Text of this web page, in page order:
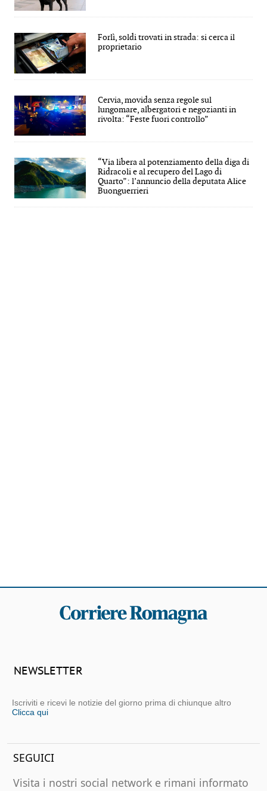
Forlì, soldi trovati in strada: si cerca il
proprietario
Cervia, movida senza regole sul
lungomare, albergatori e negozianti in
rivolta: “Feste fuori controllo”
“Via libera al potenziamento della diga di
Ridracoli e al recupero del Lago di
Quarto”: l’annuncio della deputata Alice
Buonguerrieri
NEWSLETTER
Iscriviti e ricevi le notizie del giorno prima di chiunque altro
Clicca qui
SEGUICI
Visita i nostri social network e rimani informato